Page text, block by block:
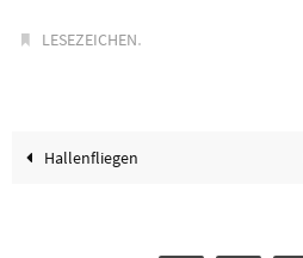
LESEZEICHEN.
Hallenfliegen